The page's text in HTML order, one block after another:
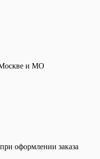
и МО
оформлении заказа